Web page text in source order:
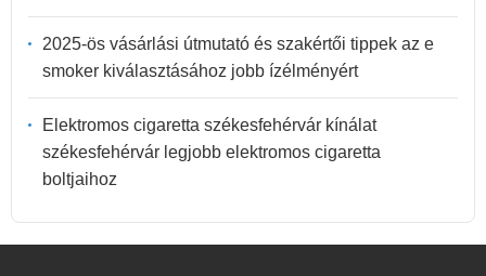
2025-ös vásárlási útmutató és szakértői tippek az e
smoker kiválasztásához jobb ízélményért
Elektromos cigaretta székesfehérvár kínálat
székesfehérvár legjobb elektromos cigaretta
boltjaihoz